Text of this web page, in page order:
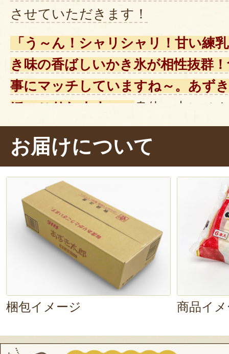
させていただきます！
「う～ん！シャリシャリ！甘い練
き味の香ばしいかき氷が相性抜群
事にマッチしていますね～。あず
ほっこりします」。 身体の中にひ
す～っと降りていく感覚で、火照
くれますよ。
二層構造で溶けにくいから、ゆっ
お子様にもおススメ！
ぜひ冷凍庫
い。
お届けについて
梱包イメージ 商品イ